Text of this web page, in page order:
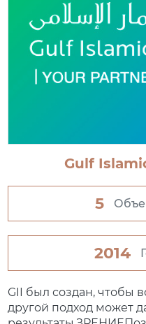
Gulf
5
2014
GII был создан, чтобы
другой подход может